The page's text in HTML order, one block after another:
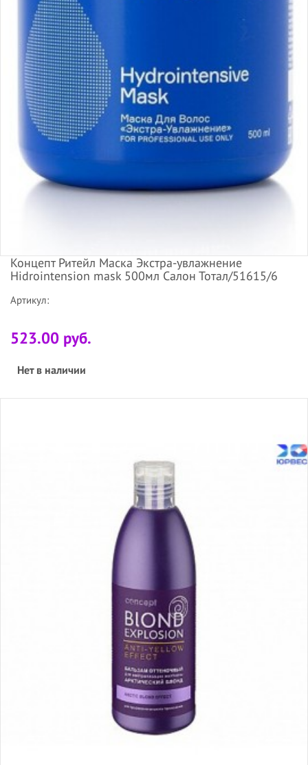
Концепт Ритейл Маска Экстра-увлажнение
Hidrointension mask 500мл Салон Тотал/51615/6
Артикул:
523.00 руб.
Нет в наличии